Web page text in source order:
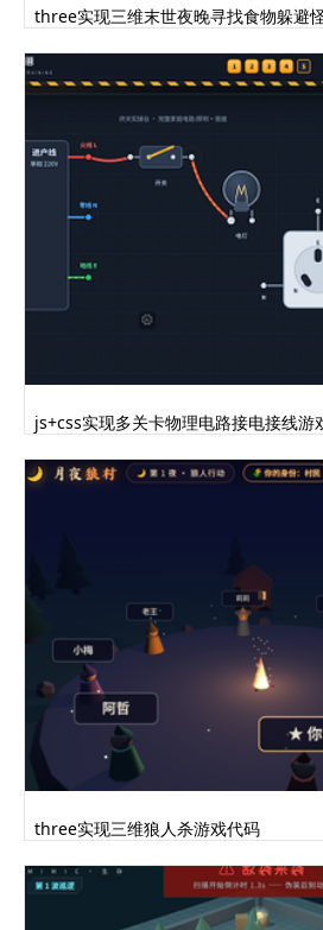
border: 1px solid
}
.speed-bar-fill {
position: absolute;
background: linear-
var(--accent2), var(--
border-radius: 10px;
}
.overlay {
position: fixed; inset:
display: flex; flex-
center;
backdrop-filter:
.overlay.hidden {
.overlay-title {
font-family: 'Orbitron',
font-weight: 900;
font-size: clamp(2rem,
letter-spacing: 0.04em;
background: linear-
var(--accent), var(--
-webkit-background-
background-clip: text;
12px;
}
.overlay-sub {
three实现三维末世夜晚寻找食物躲避
js+css实现多关卡物理电路接电接线游
three实现三维狼人杀游戏代码